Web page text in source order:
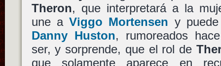
Theron, que interpretará a la
une aViggo Mortensen y
Danny Huston, rumoreados
ser, y sorprende, que el rol de
que solamente aparece en